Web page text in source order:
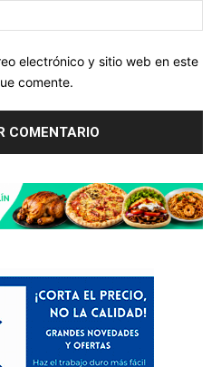
electrónico y sitio web en este
comente.